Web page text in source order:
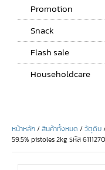
Promotion
Snack
Flash sale
Householdcare
หน้าหลัก/สินค้าทั้งหมด /วัตุดิบ
59.5% pistoles 2kg รหัส